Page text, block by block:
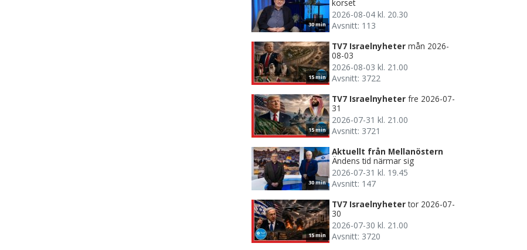
30 min
korset
2026-08-04 kl. 20.30
Avsnitt: 113
15 min
TV7 Israelnyheter mån 2026-
08-03
2026-08-03 kl. 21.00
Avsnitt: 3722
15 min
TV7 Israelnyheter fre 2026-07-
31
2026-07-31 kl. 21.00
Avsnitt: 3721
30 min
Aktuellt från Mellanöstern
Ändens tid närmar sig
2026-07-31 kl. 19.45
Avsnitt: 147
15 min
TV7 Israelnyheter tor 2026-07-
30
2026-07-30 kl. 21.00
Avsnitt: 3720